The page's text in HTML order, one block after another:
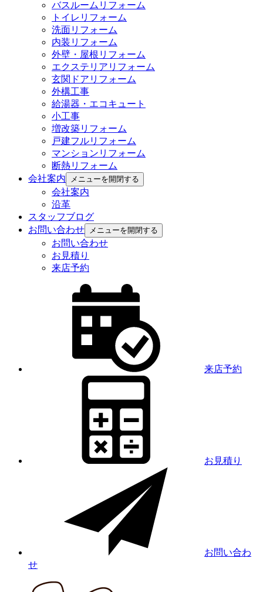
バスルームリフォーム
トイレリフォーム
洗面リフォーム
内装リフォーム
外壁・屋根リフォーム
エクステリアリフォーム
玄関ドアリフォーム
外構工事
給湯器・エコキュート
小工事
増改築リフォーム
戸建フルリフォーム
マンションリフォーム
断熱リフォーム
会社案内
メニューを開閉する
会社案内
沿革
スタッフブログ
お問い合わせ
メニューを開閉する
お問い合わせ
お見積り
来店予約
来店予約
お見積り
お問い合わ
せ